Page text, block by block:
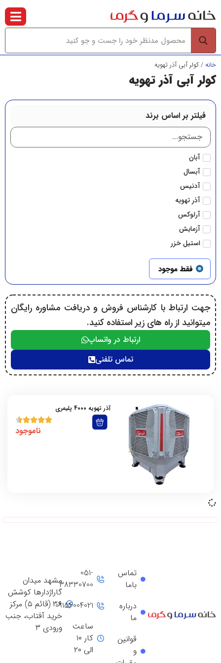
خانه / کولر آبی آذر تهویه
کولر آبی آذر تهویه
فیلتر بر اساس برند
آبان
آبسال
آدنیس
آذر تهویه
آرلوکس
آزمایش
استیل خزر
امید
انرژی
ایران شرق
برفاب
بکولوس
پلار
توربو گلد
جبال
جنرال
جهان افروز
جهان پارس
سنگرکار
گرمان گاز
فقط موجود
جهت ارتباط با کارشناس فروش و دریافت مشاوره رایگان
میتوانید از راه های زیر استفاده کنید.
ارتباط در واتساپ
تماس تلفنی
آذر تهویه 4000 پلیمری
ناموجود
مشهد میدان
گاراژدارها کوشش
۳۶ (قائم ۵) مرکز
خرید آفتاب، جنب
ورودی ۳
051-
38330700
09156004021
ساعت
کار ۱۰
الی ۲۰
تماس
باما
درباره
ما
قوانین
و